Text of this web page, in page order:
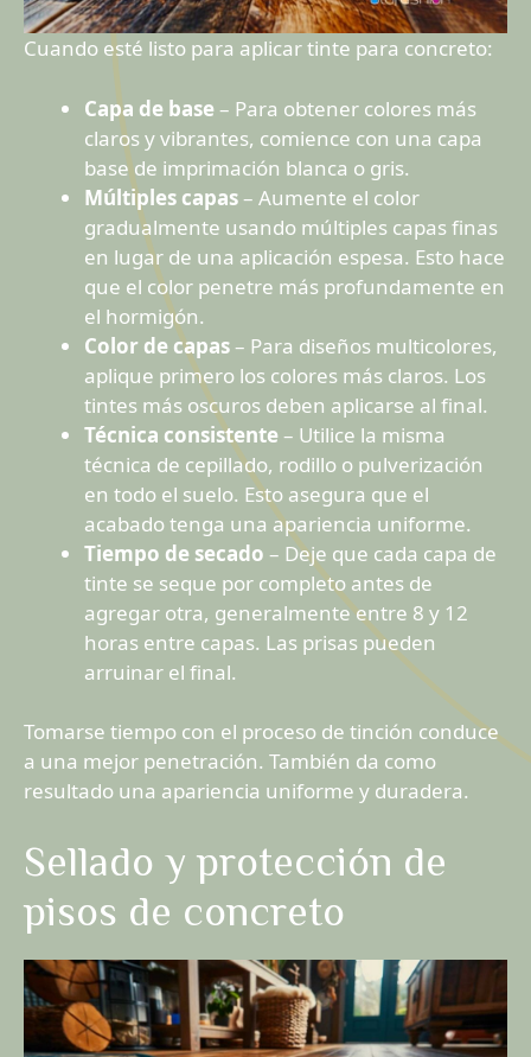
Cuando esté listo para aplicar tinte para concreto:
Capa de base– Para obtener colores más
claros y vibrantes, comience con una capa
base de imprimación blanca o gris.
Múltiples capas– Aumente el color
gradualmente usando múltiples capas finas
en lugar de una aplicación espesa. Esto hace
que el color penetre más profundamente en
el hormigón.
Color de capas– Para diseños multicolores,
aplique primero los colores más claros. Los
tintes más oscuros deben aplicarse al final.
Técnica consistente– Utilice la misma
técnica de cepillado, rodillo o pulverización
en todo el suelo. Esto asegura que el
acabado tenga una apariencia uniforme.
Tiempo de secado – Deje que cada capa de
tinte se seque por completo antes de
agregar otra, generalmente entre 8 y 12
horas entre capas. Las prisas pueden
arruinar el final.
Tomarse tiempo con el proceso de tinción conduce
a una mejor penetración. También da como
resultado una apariencia uniforme y duradera.
Sellado y protección de
pisos de concreto